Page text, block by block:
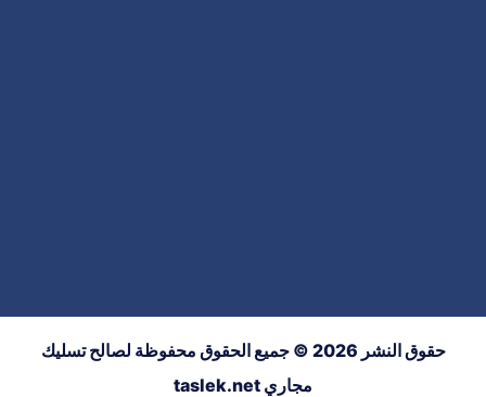
حقوق النشر 2026 © جميع الحقوق محفوظة لصالح تسليك
مجاري taslek.net